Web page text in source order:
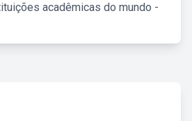
acadêmicas do mundo -